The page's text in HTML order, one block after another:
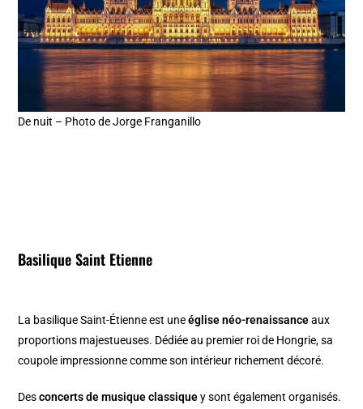
De nuit – Photo de Jorge Franganillo
Basilique Saint Etienne
La basilique Saint-Étienne est uneéglise néo-renaissanceaux
proportions majestueuses. Dédiée au premier roi de Hongrie, sa
coupole impressionne comme son intérieur richement décoré.
Desconcerts de musique classiquey sont également organisés.